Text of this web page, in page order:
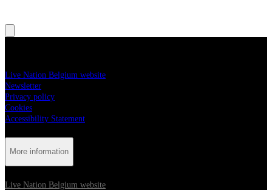
Live Nation Belgium website
Newsletter
Privacy policy
Cookies
Accessibility Statement
More information
Live Nation Belgium website